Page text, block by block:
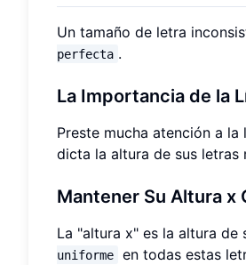
Un tamaño de letra
perfecta .
La Importancia de la
Preste mucha atención a
dicta la altura de sus letras
Mantener Su Altura x
La "altura x" es la altura de
uniforme
en todas estas